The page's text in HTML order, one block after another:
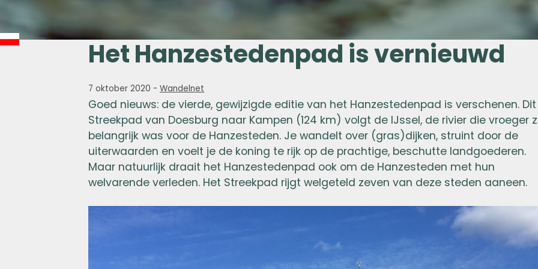
Het Hanzestedenpad is vernieuwd
7 oktober 2020 -Wandelnet
Goed nieuws: de vierde, gewijzigde editie van het Hanzestedenpad is verschenen. Dit
Streekpad van Doesburg naar Kampen (124 km) volgt de IJssel, de rivier die vroeger
belangrijk was voor de Hanzesteden. Je wandelt over (gras)dijken, struint door de
uiterwaarden en voelt je de koning te rijk op de prachtige, beschutte landgoederen.
Maar natuurlijk draait het Hanzestedenpad ook om de Hanzesteden met hun
welvarende verleden. Het Streekpad rijgt welgeteld zeven van deze steden aaneen.